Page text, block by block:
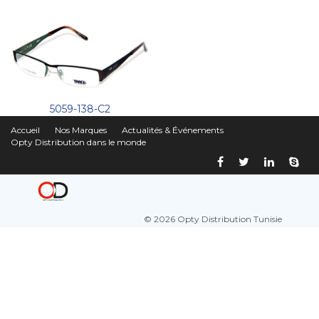
5059-138-C2
Accueil Nos Marques
Actualités & Événements
Opty Distribution dans le monde
© 2026 Opty Distribution Tunisie